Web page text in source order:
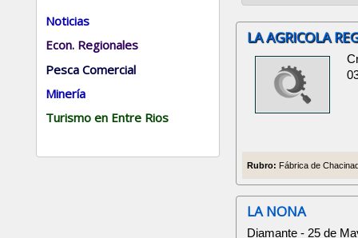
Noticias
Econ. Regionales
Pesca Comercial
Minería
Turismo en Entre Rios
LA AGRICOLA
Rubro: Fábrica de
LA NONA
Diamante - 25 de